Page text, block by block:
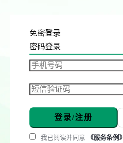
免密登录
密码登录
登录/注册
我已阅读并同意 《服务条例》